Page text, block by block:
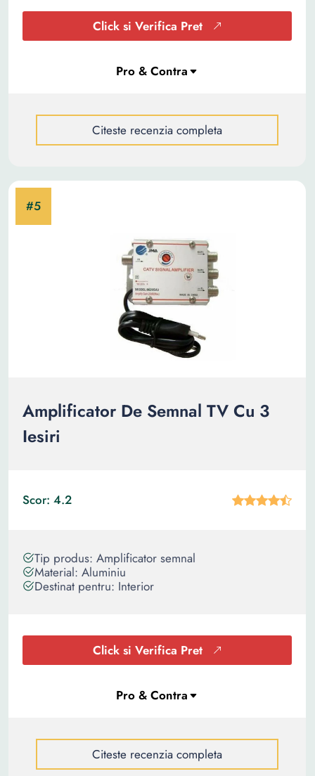
Click si Verifica Pret
Citeste recenzia completa
Amplificator De Semnal TV Cu 3
Iesiri
Scor: 4.2
Tip produs: Amplificator semnal
Material: Aluminiu
Destinat pentru: Interior
Click si Verifica Pret
Citeste recenzia completa